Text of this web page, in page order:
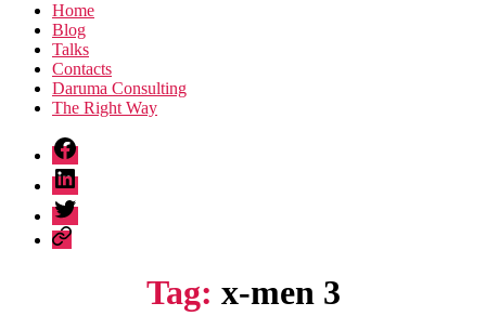
Home
Blog
Talks
Contacts
Daruma Consulting
The Right Way
fb
linkedin
twitter
sessionize
Tag: x-men 3